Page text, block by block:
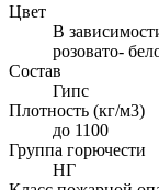
Цвет
В
розовато-
Состав
Гипс
Плотность (кг/м3)
до 1100
Группа горючести
НГ